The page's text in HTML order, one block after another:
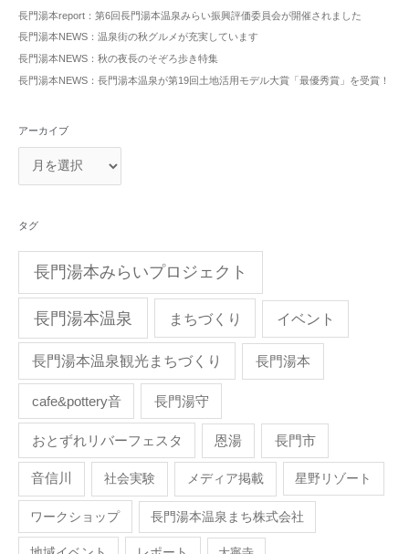
長門湯本report：第6回長門湯本温泉みらい振興評価委員会が開催されました
長門湯本NEWS：温泉街の秋グルメが充実しています
長門湯本NEWS：秋の夜長のそぞろ歩き特集
長門湯本NEWS：長門湯本温泉が第19回土地活用モデル大賞「最優秀賞」を受賞！
アーカイブ
タグ
長門湯本みらいプロジェクト
長門湯本温泉 まちづくり イベント
長門湯本温泉観光まちづくり 長門湯本
cafe&pottery音 長門湯守
おとずれリバーフェスタ 恩湯 長門市
音信川 社会実験 メディア掲載 星野リゾート
ワークショップ 長門湯本温泉まち株式会社